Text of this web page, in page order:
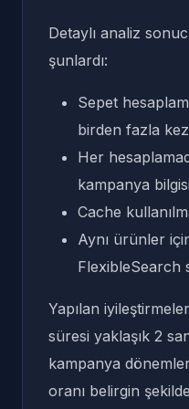
Detaylı analiz
şunlardı:
Sepet
birden fazla
Her
kampanya
Cache
Aynı ürünler
FlexibleSearch
Yapılan
süresi yaklaşık 2
kampanya
oranı belirgin